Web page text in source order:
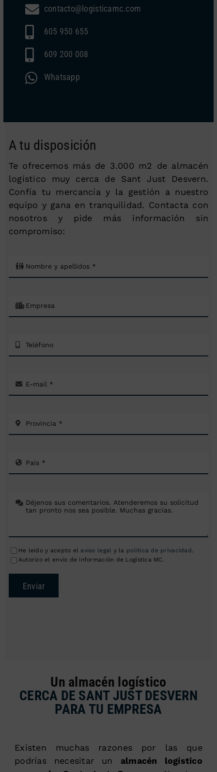
contacto@logisticamc.com
605 950 655
609 200 008
Whatsapp
A tu disposición
Te ofrecemos más de 3.000 m2 de almacén
logístico muy cerca de Sant Just Desvern.
Confía tu mercancía y la gestión a nuestro
equipo y gana en tranquilidad. Contacta con
nosotros y pide más información sin
compromiso:
He leído y acepto el aviso legal y la política de privacidad.
Autorizo el envío de información de Logística MC.
Enviar
Un almacén logístico
CERCA DE SANT JUST DESVERN
PARA TU EMPRESA
Existen muchas razones por las que
podrías necesitar un almacén logístico